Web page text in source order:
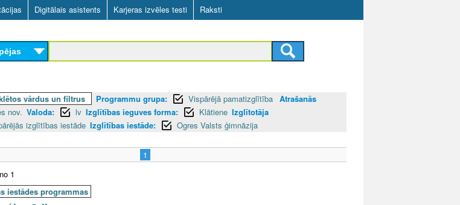
Skip
to
main
content
Digitālais asistents Karjeras izvēles testi Raksti
vārdus un filtrus Programmu grupa: Vispārējā pamatizglītība Atrašanās
nov. Valoda: lv Izglītības ieguves forma: Klātiene Izglītotāja
izglītības iestāde Izglītības iestāde: Ogres Valsts ģimnāzija
1
1
iestādes programmas